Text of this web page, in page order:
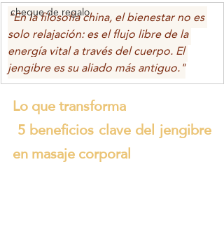
cheque de regalo
"En la filosofía china, el bienestar no es
solo relajación: es el flujo libre de la
energía vital a través del cuerpo. El
jengibre es su aliado más antiguo."
Lo que transforma
5 beneficios clave del jengibre
en masaje corporal